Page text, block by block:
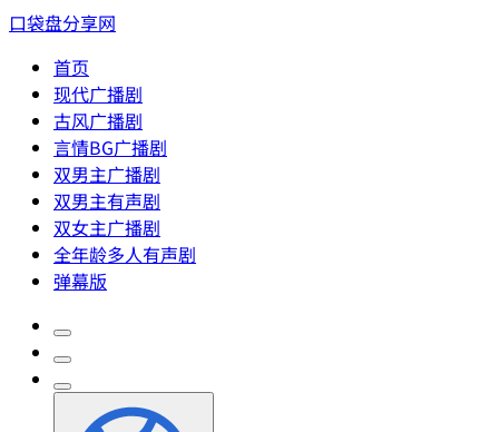
口袋盘分享网
首页
现代广播剧
古风广播剧
言情BG广播剧
双男主广播剧
双男主有声剧
双女主广播剧
全年龄多人有声剧
弹幕版